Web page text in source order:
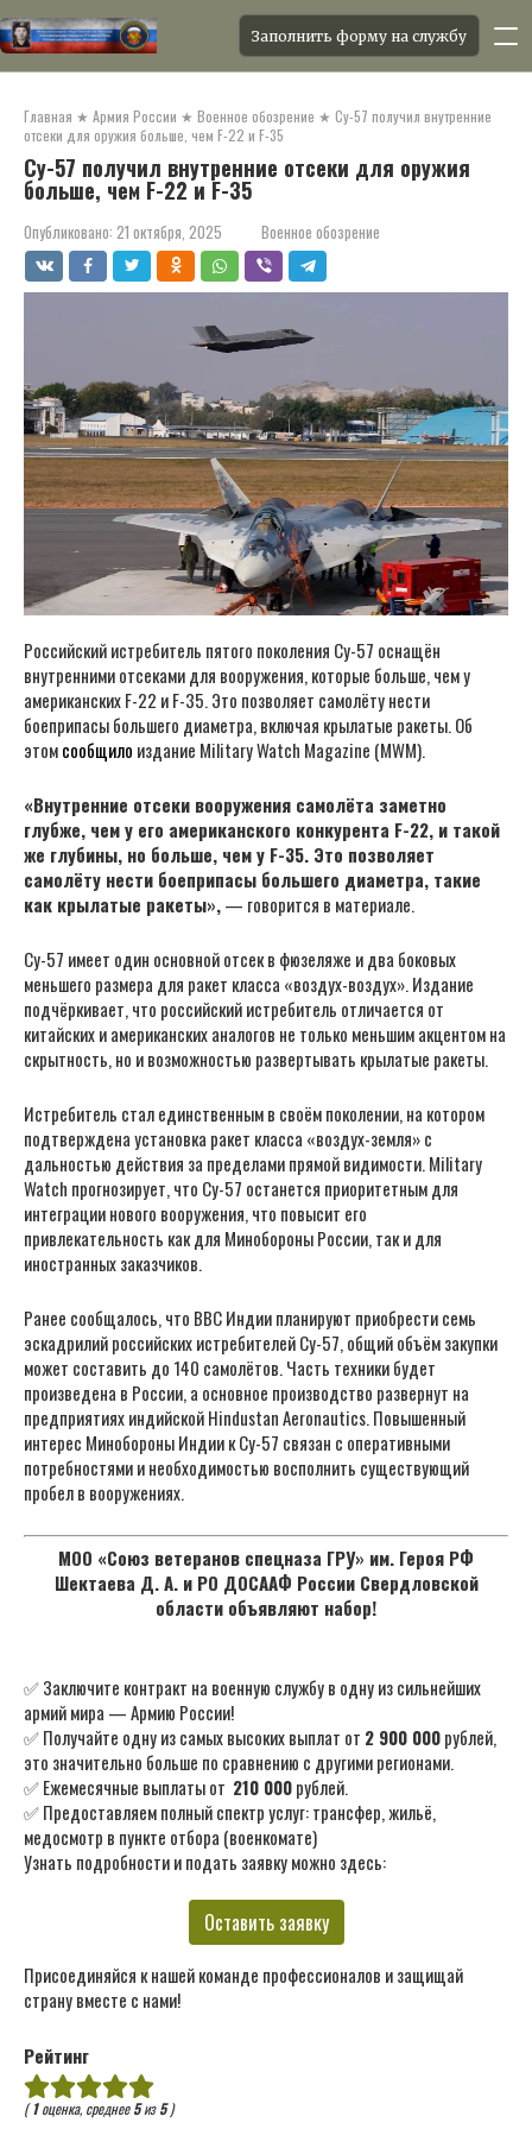
контенту
Заполнить форму на службу
Главная ★ Армия России ★ Военное обозрение ★ Су-57 получил внутренние
отсеки для оружия больше, чем F-22 и F-35
Су-57 получил внутренние отсеки для оружия
больше, чем F-22 и F-35
Опубликовано: 21 октября, 2025 Военное обозрение
Российский истребитель пятого поколения Су-57 оснащён
внутренними отсеками для вооружения, которые больше, чем у
американских F-22 и F-35. Это позволяет самолёту нести
боеприпасы большего диаметра, включая крылатые ракеты. Об
этомсообщило издание Military Watch Magazine (MWM).
«Внутренние отсеки вооружения самолёта заметно
глубже, чем у его американского конкурента F-22, и такой
же глубины, но больше, чем у F-35. Это позволяет
самолёту нести боеприпасы большего диаметра, такие
как крылатые ракеты»,— говорится в материале.
Су-57 имеет один основной отсек в фюзеляже и два боковых
меньшего размера для ракет класса «воздух-воздух». Издание
подчёркивает, что российский истребитель отличается от
китайских и американских аналогов не только меньшим акцентом на
скрытность, но и возможностью развертывать крылатые ракеты.
Истребитель стал единственным в своём поколении, на котором
подтверждена установка ракет класса «воздух-земля» с
дальностью действия за пределами прямой видимости. Military
Watch прогнозирует, что Су-57 останется приоритетным для
интеграции нового вооружения, что повысит его
привлекательность как для Минобороны России, так и для
иностранных заказчиков.
Ранее сообщалось, что ВВС Индии планируют приобрести семь
эскадрилий российских истребителей Су-57, общий объём закупки
может составить до 140 самолётов. Часть техники будет
произведена в России, а основное производство развернут на
предприятиях индийской Hindustan Aeronautics. Повышенный
интерес Минобороны Индии к Су-57 связан с оперативными
потребностями и необходимостью восполнить существующий
пробел в вооружениях.
МОО «Союз ветеранов спецназа ГРУ» им. Героя РФ
Шектаева Д. А. и РО ДОСААФ России Свердловской
области объявляют набор!
✅ Заключите контракт на военную службу в одну из сильнейших
армий мира — Армию России!
✅ Получайте одну из самых высоких выплат от 2 900 000рублей,
это значительно больше по сравнению с другими регионами.
✅ Ежемесячные выплаты от 210 000рублей.
✅ Предоставляем полный спектр услуг: трансфер, жильё,
медосмотр в пункте отбора (военкомате)
Узнать подробности и подать заявку можно здесь:
Оставить заявку
Присоединяйся к нашей команде профессионалов и защищай
страну вместе с нами!
Рейтинг
(1оценка, среднее5из5)